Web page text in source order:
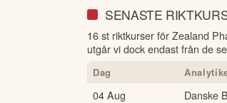
SENASTE
16 st riktkurser för Zealand
utgår vi dock endast från de
Dag
04 Aug Danske